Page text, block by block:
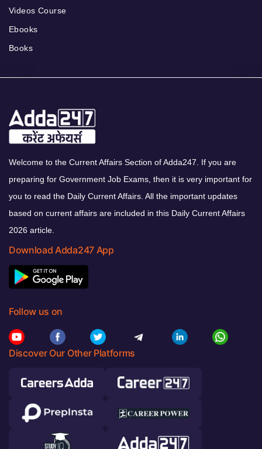
Videos Course
Ebooks
Books
Welcome to the Current Affairs Section of Adda247. If you are
preparing for Government Job Exams, then it is very important for
you to read the Daily Current Affairs. All the important updates
based on current affairs are included in this Daily Current Affairs
2026 article.
Download Adda247 App
Follow us on
Discover Our Other Platforms